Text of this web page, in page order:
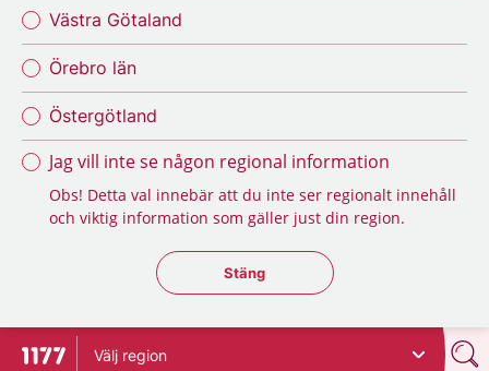
Västra Götaland
Örebro län
Östergötland
Jag vill inte se någon regional information
Obs! Detta val innebär att du inte ser regionalt innehåll
och viktig information som gäller just din region.
Stäng regionsväljaren
Stäng
Till startsidan för 1177
Välj region